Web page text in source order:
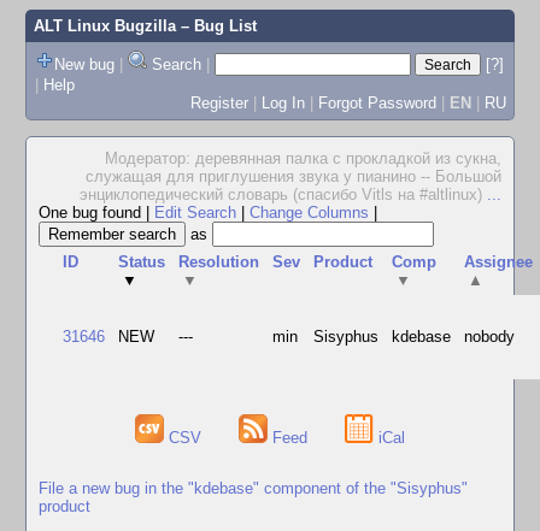
ALT Linux Bugzilla– Bug List
New bug | Search |
[?]
| Help
Register | Log In | Forgot Password | EN | RU
Модератор: деревянная палка с прокладкой из сукна,
служащая для приглушения звука у пианино -- Большой
энциклопедический словарь (спасибо Vitls на #altlinux) ...
One bug found
Edit Search Change Columns
as
ID
Status
▼
Resolution
▼
Sev Product
Comp
▼
Assignee
▲
31646 NEW --- min Sisyphus kdebase nobody
CSV Feed iCal
File a new bug in the "kdebase" component of the "Sisyphus"
product